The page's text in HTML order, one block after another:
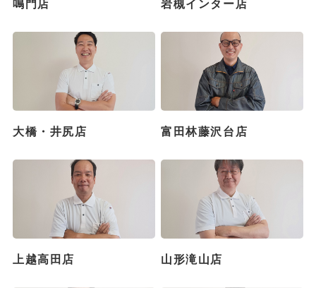
鳴門店 岩槻インター店
大橋・井尻店 富田林藤沢台店
上越高田店 山形滝山店